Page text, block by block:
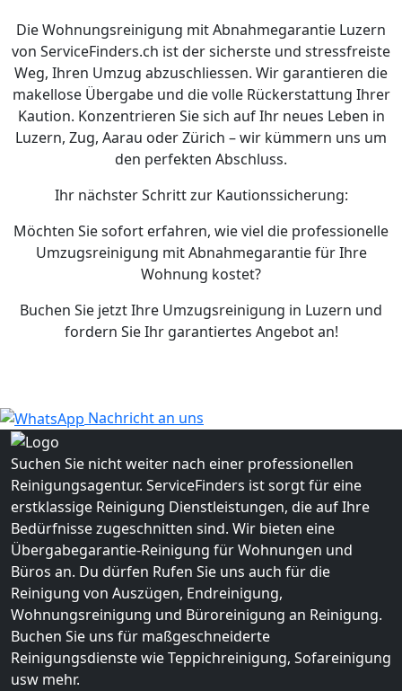
Die Wohnungsreinigung mit Abnahmegarantie Luzern
von ServiceFinders.ch ist der sicherste und stressfreiste
Weg, Ihren Umzug abzuschliessen. Wir garantieren die
makellose Übergabe und die volle Rückerstattung Ihrer
Kaution. Konzentrieren Sie sich auf Ihr neues Leben in
Luzern, Zug, Aarau oder Zürich – wir kümmern uns um
den perfekten Abschluss.
Ihr nächster Schritt zur Kautionssicherung:
Möchten Sie sofort erfahren, wie viel die professionelle
Umzugsreinigung mit Abnahmegarantie für Ihre
Wohnung kostet?
Buchen Sie jetzt Ihre Umzugsreinigung in Luzern und
fordern Sie Ihr garantiertes Angebot an!
Nachricht an uns
Suchen Sie nicht weiter nach einer professionellen
Reinigungsagentur. ServiceFinders ist sorgt für eine
erstklassige Reinigung Dienstleistungen, die auf Ihre
Bedürfnisse zugeschnitten sind. Wir bieten eine
Übergabegarantie-Reinigung für Wohnungen und
Büros an. Du dürfen Rufen Sie uns auch für die
Reinigung von Auszügen, Endreinigung,
Wohnungsreinigung und Büroreinigung an Reinigung.
Buchen Sie uns für maßgeschneiderte
Reinigungsdienste wie Teppichreinigung, Sofareinigung
usw mehr.